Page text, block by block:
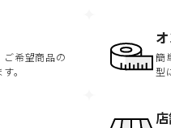
希望商品の
。
簡
型